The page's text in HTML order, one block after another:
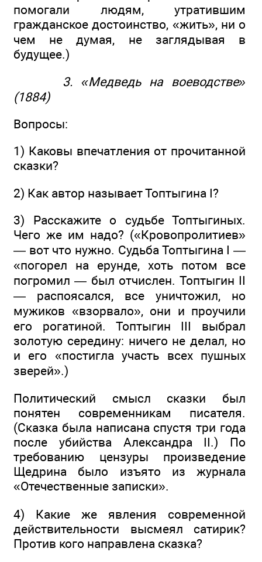
помогали людям, утратившим
гражданское достоинство, «жить», ни о
чем не думая, не заглядывая в
будущее.)
3. «Медведь на воеводстве»
(1884)
Вопросы:
1) Каковы впечатления от прочитанной
сказки?
2) Как автор называет Топтыгина I?
3) Расскажите о судьбе Топтыгиных.
Чего же им надо? («Кровопролитиев»
— вот что нужно. Судьба Топтыгина I —
«погорел на ерунде, хоть потом все
погромил — был отчислен. Топтыгин II
— распоясался, все уничтожил, но
мужиков «взорвало», они и проучили
его рогатиной. Топтыгин III выбрал
золотую середину: ничего не делал, но
и его «постигла участь всех пушных
зверей».)
Политический смысл сказки был
понятен современникам писателя.
(Сказка была написана спустя три года
после убийства Александра II.) По
требованию цензуры произведение
Щедрина было изъято из журнала
«Отечественные записки».
4) Какие же явления современной
действительности высмеял сатирик?
Против кого направлена сказка?